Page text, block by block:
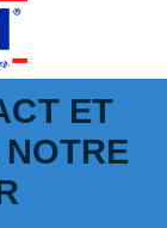
ET